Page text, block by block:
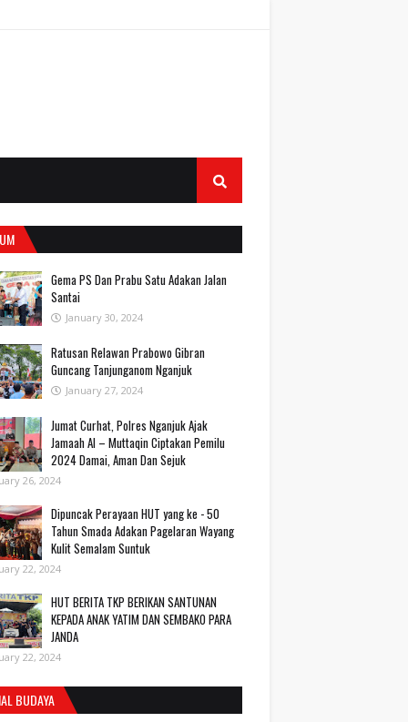
Gema PS Dan Prabu Satu Adakan Jalan
Santai
January 30, 2024
Ratusan Relawan Prabowo Gibran
Guncang Tanjunganom Nganjuk
January 27, 2024
Jumat Curhat, Polres Nganjuk Ajak
Jamaah Al – Muttaqin Ciptakan Pemilu
2024 Damai, Aman Dan Sejuk
26, 2024
Dipuncak Perayaan HUT yang ke - 50
Tahun Smada Adakan Pagelaran Wayang
Kulit Semalam Suntuk
22, 2024
HUT BERITA TKP BERIKAN SANTUNAN
KEPADA ANAK YATIM DAN SEMBAKO PARA
JANDA
22, 2024
BUDAYA